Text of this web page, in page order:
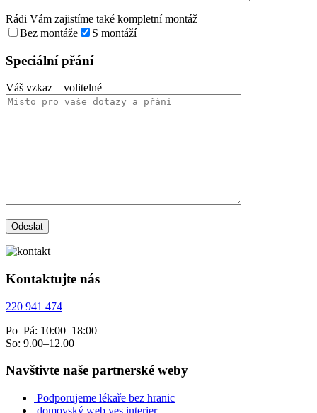
Rádi Vám zajistíme také kompletní montáž
Bez montáže
S montáží
Speciální přání
Váš vzkaz – volitelné
Kontaktujte nás
220 941 474
Po–Pá: 10:00–18:00
So: 9.00–12.00
Navštivte naše partnerské weby
Podporujeme lékaře bez hranic